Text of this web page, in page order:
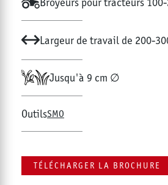
Largeur de travail de 200-
Jusqu'à 9 cm ∅
OutilsSMO
TÉLÉCHARGER LA BROCHURE